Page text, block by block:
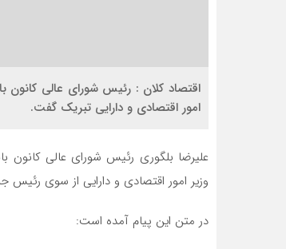
اقتصاد کلان : رئیس شورای عالی کانون
امور اقتصادی و دارایی تبریک گفت.
علیرضا بلگوری رئیس شورای عالی کانون
وزیر امور اقتصادی و دارایی از سوی
در متن این پیام آمده است: